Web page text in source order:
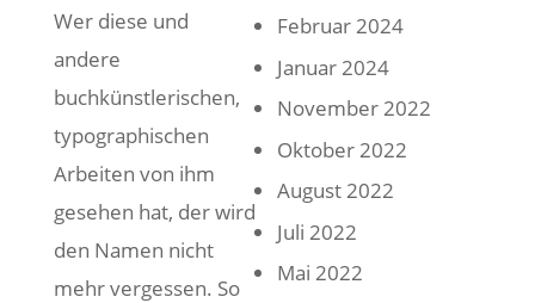
Wer diese und
andere
buchkünstlerischen,
typographischen
Arbeiten von ihm
gesehen hat, der wird
den Namen nicht
mehr vergessen. So
Februar 2024
Januar 2024
November 2022
Oktober 2022
August 2022
Juli 2022
Mai 2022